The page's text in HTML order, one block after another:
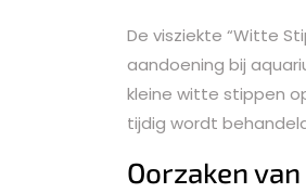
De visziekte “Witte
aandoening bij
kleine witte stippen
tijdig wordt
Oorzaken